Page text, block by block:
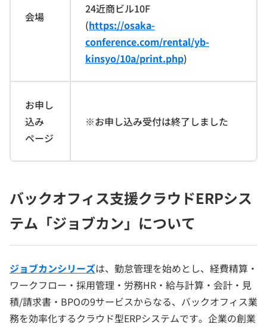
会場
24近商ビル10F
(https://osaka-
conference.com/rental/yb-
kinsyo/10a/print.php)
お申し
込み
ページ
※お申し込み受付は終了しました
バックオフィス支援クラウドERPシス
テム「ジョブカン」について
ジョブカンシリーズは、勤怠管理を始めとし、経費精算・
ワークフロー・採用管理・労務HR・給与計算・会計・見
積/請求書・BPOの9サービスからなる、バックオフィス業
務を効率化するクラウド型ERPシステムです。企業の創業